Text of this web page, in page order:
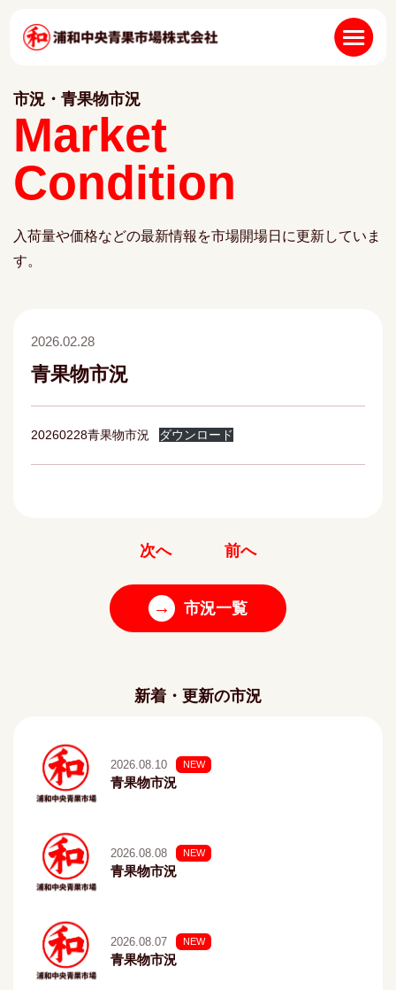
市況・青果物市況
Market
Condition
入荷量や価格などの最新情報を市場開場日に更新していま
す。
2026.02.28
青果物市況
20260228青果物市況 ダウンロード
前へ
次へ
→ 市況一覧
新着・更新の市況
2026.08.10 NEW
青果物市況
2026.08.08 NEW
青果物市況
2026.08.07 NEW
青果物市況